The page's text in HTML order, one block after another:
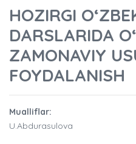
HOZIRGI
DARSLARIDA
ZAMONAVIY
FOYDALANISH
Mualliflar:
U.Abdurasulova